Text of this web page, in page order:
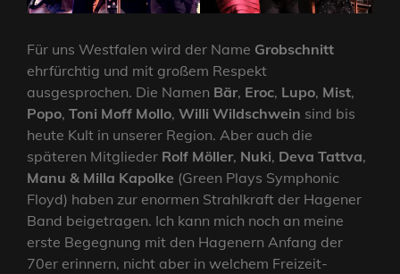
Für uns Westfalen wird der Name Grobschnitt
ehrfürchtig und mit großem Respekt
ausgesprochen. Die Namen Bär, Eroc, Lupo, Mist,
Popo, Toni Moff Mollo, Willi Wildschwein sind bis
heute Kult in unserer Region. Aber auch die
späteren Mitglieder Rolf Möller, Nuki, Deva Tattva,
Manu & Milla Kapolke (Green Plays Symphonic
Floyd) haben zur enormen Strahlkraft der Hagener
Band beigetragen. Ich kann mich noch an meine
erste Begegnung mit den Hagenern Anfang der
70er erinnern, nicht aber in welchem Freizeit-